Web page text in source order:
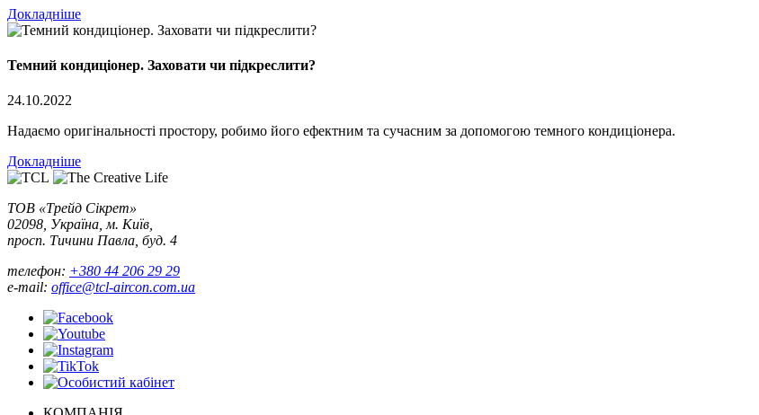
Докладніше
Темний кондиціонер. Заховати чи підкреслити?
24.10.2022
Надаємо оригінальності простору, робимо його ефектним та сучасним за допомогою темного кондиціонера.
Докладніше
ТОВ «Трейд Сікрет»
02098, Україна, м. Київ,
просп. Тичини Павла, буд. 4
телефон: +380 44 206 29 29
e-mail: office@tcl-aircon.com.ua